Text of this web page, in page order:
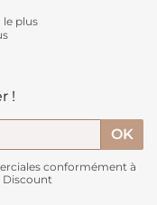
le plus
!
conformément à
Discount